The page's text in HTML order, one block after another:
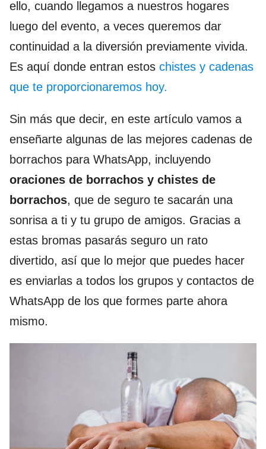
ello, cuando llegamos a nuestros hogares
luego del evento, a veces queremos dar
continuidad a la diversión previamente vivida.
Es aquí donde entran estos chistes y cadenas
que te proporcionaremos hoy.
Sin más que decir, en este artículo vamos a
enseñarte algunas de las mejores cadenas de
borrachos para WhatsApp, incluyendo
oraciones de borrachos y chistes de
borrachos, que de seguro te sacarán una
sonrisa a ti y tu grupo de amigos. Gracias a
estas bromas pasarás seguro un rato
divertido, así que lo mejor que puedes hacer
es enviarlas a todos los grupos y contactos de
WhatsApp de los que formes parte ahora
mismo.